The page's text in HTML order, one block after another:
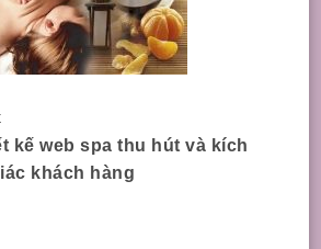
kế web spa thu hút và kích
khách hàng